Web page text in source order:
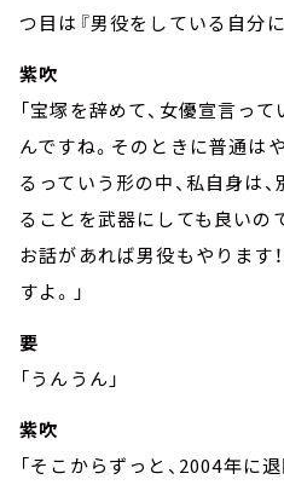
つ目は『男役をしている自分
紫吹
「宝塚を辞めて、女優宣言っ
んですね。そのときに普通は
るっていう形の中、私自身は
ることを武器にしても良いの
お話があれば男役もやります
すよ。」
要
「うんうん」
紫吹
「そこからずっと、2004年に